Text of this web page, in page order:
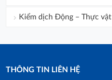
Kiểm dịch Động – Thực vật
THÔNG TIN LIÊN HỆ